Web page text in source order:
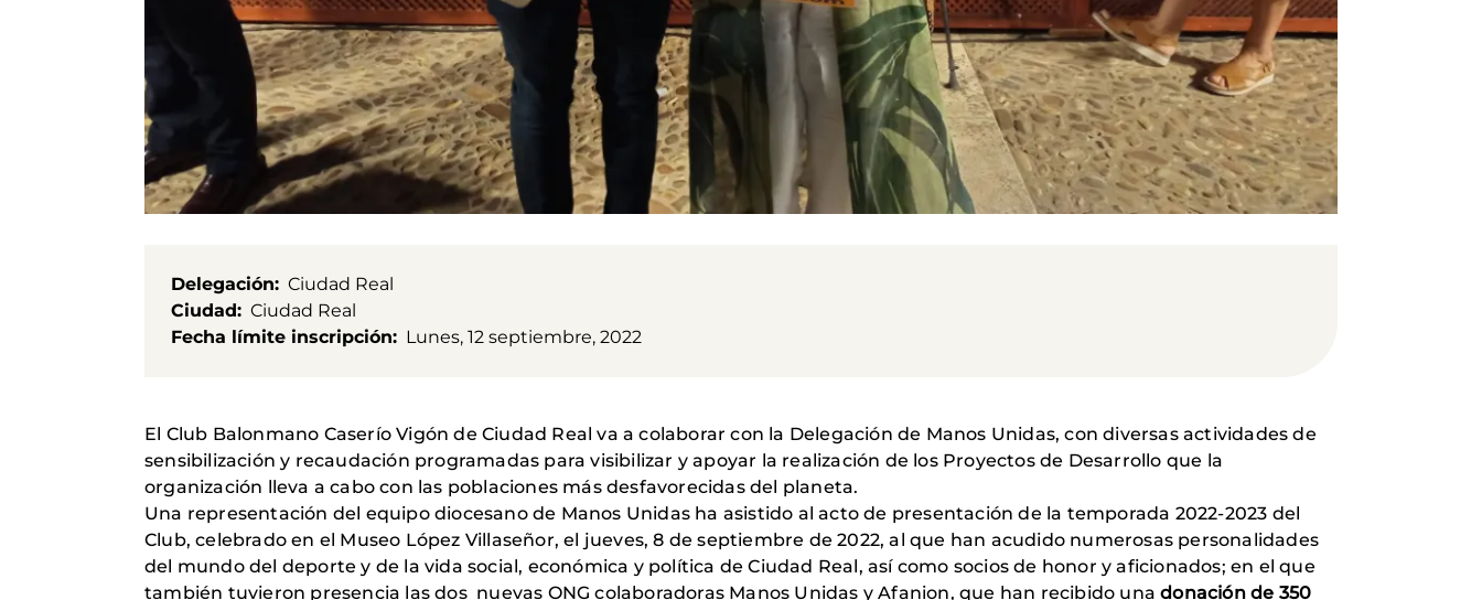
Delegación
Ciudad Real
Ciudad
Ciudad Real
Fecha límite inscripción
Lunes, 12 septiembre, 2022
El Club Balonmano Caserío Vigón de Ciudad Real va a colaborar con la Delegación de Manos Unidas, con diversas actividades de
sensibilización y recaudación programadas para visibilizar y apoyar la realización de los Proyectos de Desarrollo que la
organización lleva a cabo con las poblaciones más desfavorecidas del planeta.
Una representación del equipo diocesano de Manos Unidas ha asistido al acto de presentación de la temporada 2022-2023 del
Club, celebrado en el Museo López Villaseñor, el jueves, 8 de septiembre de 2022, al que han acudido numerosas personalidades
del mundo del deporte y de la vida social, económica y política de Ciudad Real, así como socios de honor y aficionados; en el que
también tuvieron presencia las dos nuevas ONG colaboradoras Manos Unidas y Afanion, que han recibido unadonación de 350